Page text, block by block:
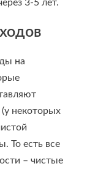
3-5 лет.
на
некоторых
То есть все
– чистые